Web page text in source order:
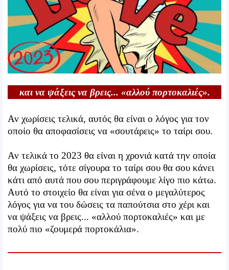
και να ψάξεις να βρεις... «αλλού πορτοκαλιές».
Αν χωρίσεις τελικά, αυτός θα είναι ο λόγος για τον
οποίο θα αποφασίσεις να «σουτάρεις» το ταίρι σου.
Αν τελικά το 2023 θα είναι η χρονιά κατά την οποία
θα χωρίσεις, τότε σίγουρα το ταίρι σου θα σου κάνει
κάτι από αυτά που σου περιγράφουμε λίγο πιο κάτω.
Αυτό το στοιχείο θα είναι για σένα ο μεγαλύτερος
λόγος για να του δώσεις τα παπούτσια στο χέρι και
να ψάξεις να βρεις... «αλλού πορτοκαλιές» και με
πολύ πιο «ζουμερά πορτοκάλια».